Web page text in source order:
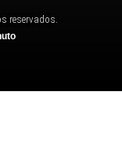
reservados.